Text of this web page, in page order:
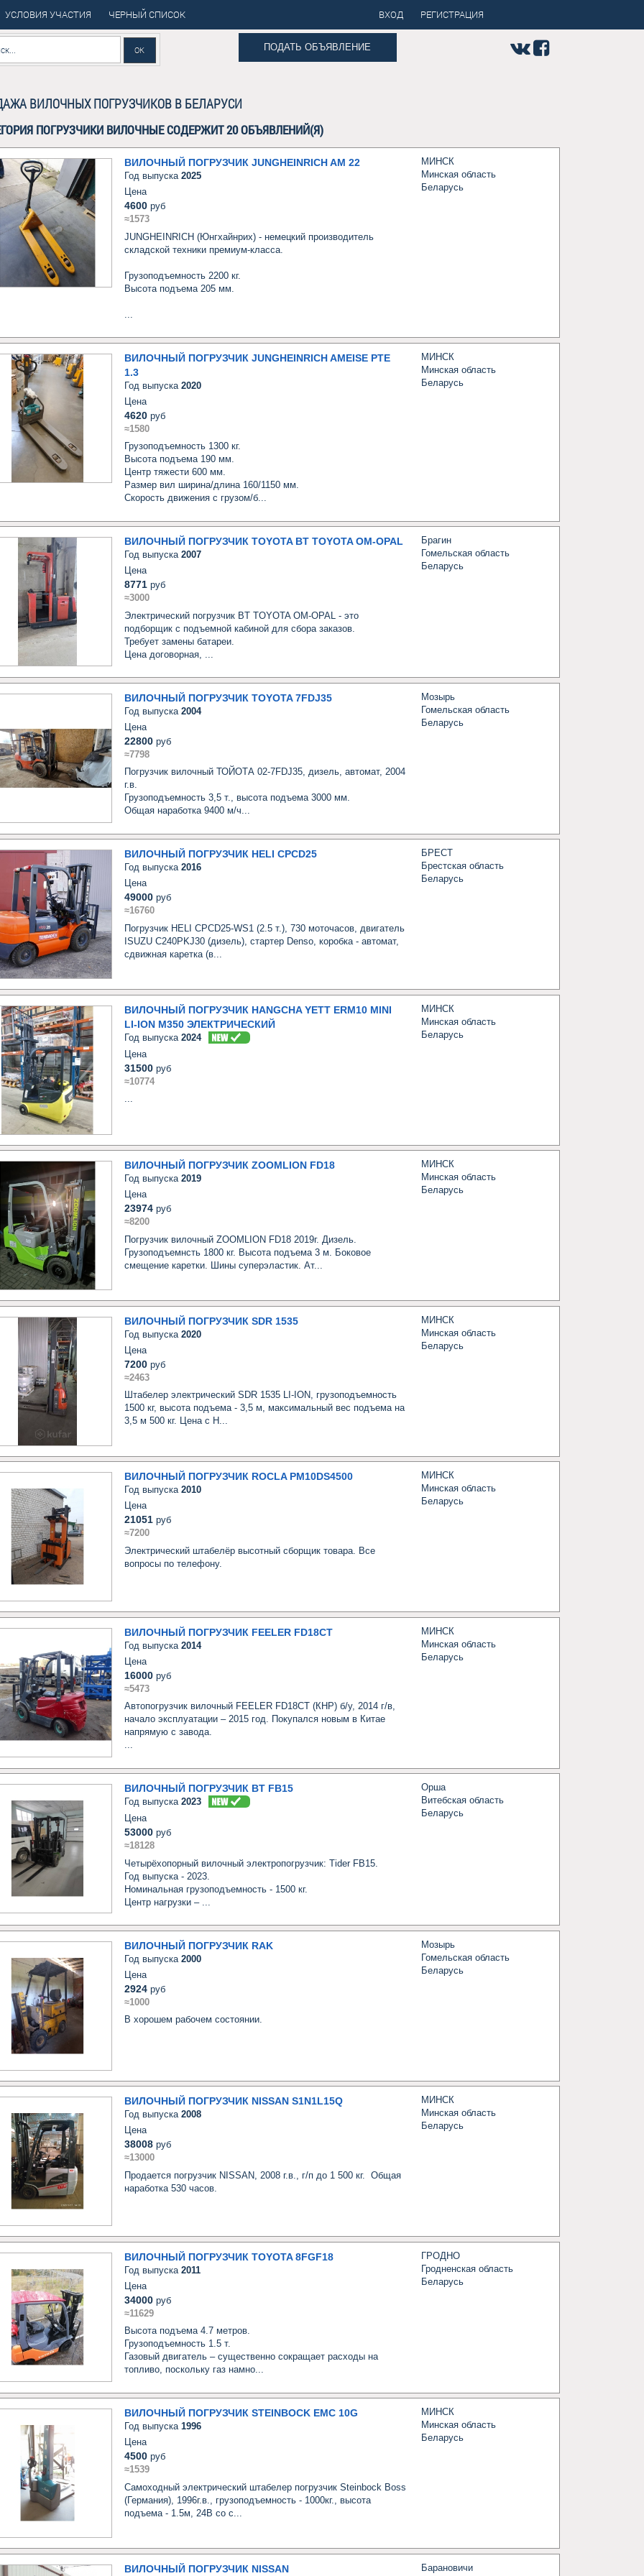
УСЛОВИЯ УЧАСТИЯ ЧЕРНЫЙ СПИСОК ВХОД РЕГИСТРАЦИЯ
ПОДАТЬ ОБЪЯВЛЕНИЕ
ВИЛОЧНЫХ ПОГРУЗЧИКОВ В БЕЛАРУСИ
ПОГРУЗЧИКИ ВИЛОЧНЫЕ СОДЕРЖИТ 20 ОБЪЯВЛЕНИЙ(Я)
ВИЛОЧНЫЙ ПОГРУЗЧИК JUNGHEINRICH AM 22
Год выпуска 2025
Цена
4600руб
≈1573
JUNGHEINRICH (Юнгхайнрих) - немецкий производитель
складской техники премиум-класса.
Грузоподъемность 2200 кг.
Высота подъема 205 мм.
МИНСК
Минская область
Беларусь
ВИЛОЧНЫЙ ПОГРУЗЧИК JUNGHEINRICH AMEISE PTE
1.3
Год выпуска 2020
Цена
4620руб
≈1580
Грузоподъемность 1300 кг.
Высота подъема 190 мм.
Центр тяжести 600 мм.
Размер вил ширина/длина 160/1150 мм.
Скорость движения с грузом/б...
МИНСК
Минская область
Беларусь
ВИЛОЧНЫЙ ПОГРУЗЧИК TOYOTA BT TOYOTA OM-OPAL
Год выпуска 2007
Цена
8771руб
≈3000
Электрический погрузчик BT TOYOTA OM-OPAL - это
подборщик с подъемной кабиной для сбора заказов.
Требует замены батареи.
Цена договорная, ...
Брагин
Гомельская область
Беларусь
ВИЛОЧНЫЙ ПОГРУЗЧИК TOYOTA 7FDJ35
Год выпуска 2004
Цена
22800руб
≈7798
Погрузчик вилочный ТОЙОТА 02-7FDJ35, дизель, автомат, 2004
г.в.
Грузоподъемность 3,5 т., высота подъема 3000 мм.
Общая наработка 9400 м/ч...
Мозырь
Гомельская область
Беларусь
ВИЛОЧНЫЙ ПОГРУЗЧИК HELI CPCD25
Год выпуска 2016
Цена
49000руб
≈16760
Погрузчик HELI CPCD25-WS1 (2.5 т.), 730 моточасов, двигатель
ISUZU C240PKJ30 (дизель), cтартер Denso, коробка - автомат,
сдвижная каретка (в...
БРЕСТ
Брестская область
Беларусь
ВИЛОЧНЫЙ ПОГРУЗЧИК HANGCHA YETT ERM10 MINI
LI-ION M350 ЭЛЕКТРИЧЕСКИЙ
Год выпуска 2024
Цена
31500руб
≈10774
...
МИНСК
Минская область
Беларусь
ВИЛОЧНЫЙ ПОГРУЗЧИК ZOOMLION FD18
Год выпуска 2019
Цена
23974руб
≈8200
Погрузчик вилочный ZOOMLION FD18 2019г. Дизель.
Грузоподъемнсть 1800 кг. Высота подъема 3 м. Боковое
смещение каретки. Шины суперэластик. Ат...
МИНСК
Минская область
Беларусь
ВИЛОЧНЫЙ ПОГРУЗЧИК SDR 1535
Год выпуска 2020
Цена
7200руб
≈2463
Штабелер электрический SDR 1535 LI-ION, грузоподъемность
1500 кг, высота подъема - 3,5 м, максимальный вес подъема на
3,5 м 500 кг. Цена с Н...
МИНСК
Минская область
Беларусь
ВИЛОЧНЫЙ ПОГРУЗЧИК ROCLA PM10DS4500
Год выпуска 2010
Цена
21051руб
≈7200
Электрический штабелёр высотный сборщик товара. Все
вопросы по телефону.
МИНСК
Минская область
Беларусь
ВИЛОЧНЫЙ ПОГРУЗЧИК FEELER FD18CT
Год выпуска 2014
Цена
16000руб
≈5473
Автопогрузчик вилочный FEELER FD18CT (КНР) б/у, 2014 г/в,
начало эксплуатации – 2015 год. Покупался новым в Китае
напрямую с завода.
...
МИНСК
Минская область
Беларусь
ВИЛОЧНЫЙ ПОГРУЗЧИК BT FB15
Год выпуска 2023
Цена
53000руб
≈18128
Четырёхопорный вилочный электропогрузчик: Tider FB15.
Год выпуска - 2023.
Номинальная грузоподъемность - 1500 кг.
Центр нагрузки – ...
Орша
Витебская область
Беларусь
ВИЛОЧНЫЙ ПОГРУЗЧИК RAK
Год выпуска 2000
Цена
2924руб
≈1000
В хорошем рабочем состоянии.
Мозырь
Гомельская область
Беларусь
ВИЛОЧНЫЙ ПОГРУЗЧИК NISSAN S1N1L15Q
Год выпуска 2008
Цена
38008руб
≈13000
Продается погрузчик NISSAN, 2008 г.в., г/п до 1 500 кг.  Общая
наработка 530 часов.
МИНСК
Минская область
Беларусь
ВИЛОЧНЫЙ ПОГРУЗЧИК TOYOTA 8FGF18
Год выпуска 2011
Цена
34000руб
≈11629
Высота подъема 4.7 метров.
Грузоподъемность 1.5 т.
Газовый двигатель – существенно сокращает расходы на
топливо, поскольку газ намно...
ГРОДНО
Гродненская область
Беларусь
ВИЛОЧНЫЙ ПОГРУЗЧИК STEINBOCK EMC 10G
Год выпуска 1996
Цена
4500руб
≈1539
Самоходный электрический штабелер погрузчик Steinbock Boss
(Германия), 1996г.в., грузоподъемность - 1000кг., высота
подъема - 1.5м, 24В со с...
МИНСК
Минская область
Беларусь
ВИЛОЧНЫЙ ПОГРУЗЧИК NISSAN
Барановичи